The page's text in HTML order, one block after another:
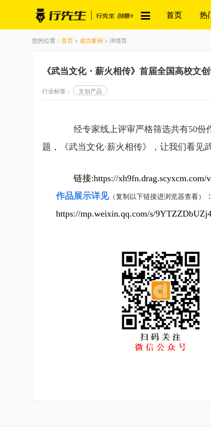
首页 热
您的位置： 首页 > 成功案例 > 详情页
《武当文化・薪火相传》首届全国高校文
行业标签： 文创产品
经专家线上评审严格筛选共有50
题，《武当文化·薪火相传》，让我们看见
链接:https://xh9fn.drag.scyxcm.com/
作品展示详见（复制以下链接进浏览器查看）
：
https://mp.weixin.qq.com/s/